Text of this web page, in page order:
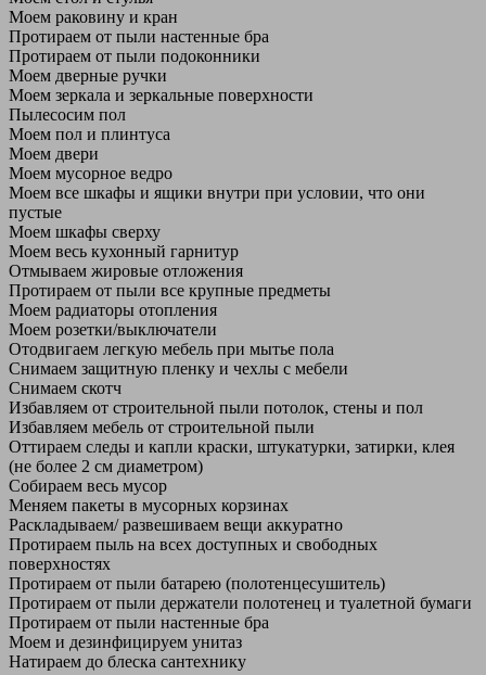
Моем раковину и кран
Протираем от пыли настенные бра
Протираем от пыли подоконники
Моем дверные ручки
Моем зеркала и зеркальные поверхности
Пылесосим пол
Моем пол и плинтуса
Моем двери
Моем мусорное ведро
Моем все шкафы и ящики внутри при условии, что они
пустые
Моем шкафы сверху
Моем весь кухонный гарнитур
Отмываем жировые отложения
Протираем от пыли все крупные предметы
Моем радиаторы отопления
Моем розетки/выключатели
Отодвигаем легкую мебель при мытье пола
Снимаем защитную пленку и чехлы с мебели
Снимаем скотч
Избавляем от строительной пыли потолок, стены и пол
Избавляем мебель от строительной пыли
Оттираем следы и капли краски, штукатурки, затирки, клея
(не более 2 см диаметром)
Собираем весь мусор
Меняем пакеты в мусорных корзинах
Раскладываем/ развешиваем вещи аккуратно
Протираем пыль на всех доступных и свободных
поверхностях
Протираем от пыли батарею (полотенцесушитель)
Протираем от пыли держатели полотенец и туалетной бумаги
Протираем от пыли настенные бра
Моем и дезинфицируем унитаз
Натираем до блеска сантехнику